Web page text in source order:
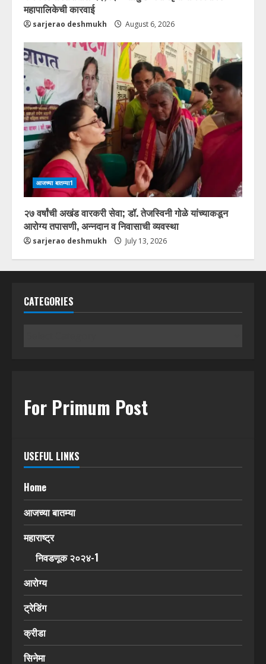
महापालिकेची कारवाई
sarjerao deshmukh August 6, 2026
आजच्या बातम्या1
२७ वर्षांची अखंड वारकरी सेवा; डॉ. तेजस्विनी गोळे यांच्याकडून
आरोग्य तपासणी, अन्नदान व निवासाची व्यवस्था
sarjerao deshmukh July 13, 2026
CATEGORIES
For Primum Post
USEFUL LINKS
Home
आजच्या बातम्या
महाराष्ट्र
निवडणूक २०२४-1
आरोग्य
ट्रेडिंग
क्रीडा
सिनेमा